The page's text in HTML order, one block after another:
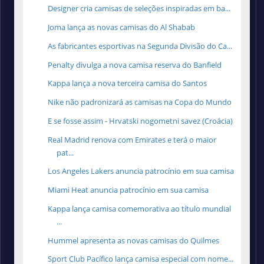
Designer cria camisas de seleções inspiradas em ba...
Joma lança as novas camisas do Al Shabab
As fabricantes esportivas na Segunda Divisão do Ca...
Penalty divulga a nova camisa reserva do Banfield
Kappa lança a nova terceira camisa do Santos
Nike não padronizará as camisas na Copa do Mundo
E se fosse assim - Hrvatski nogometni savez (Croácia)
Real Madrid renova com Emirates e terá o maior
pat...
Los Angeles Lakers anuncia patrocínio em sua camisa
Miami Heat anuncia patrocínio em sua camisa
Kappa lança camisa comemorativa ao título mundial
...
Hummel apresenta as novas camisas do Quilmes
Sport Club Pacífico lança camisa especial com nome...